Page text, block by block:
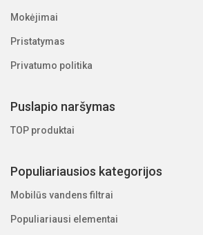
Mokėjimai
Pristatymas
Privatumo politika
Puslapio naršymas
TOP produktai
Populiariausios kategorijos
Mobilūs vandens filtrai
Populiariausi elementai